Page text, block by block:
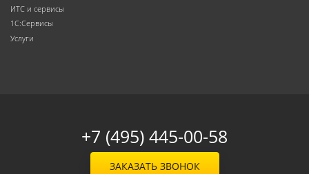
ИТС и сервисы
1С:Сервисы
Услуги
+7 (495) 445-00-58
ЗАКАЗАТЬ ЗВОНОК